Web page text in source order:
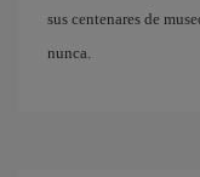
sus centenares de
nunca.